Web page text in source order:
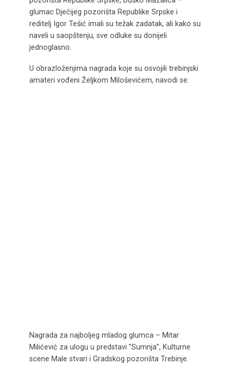
glumac Dječijeg pozorišta Republike Srpske i
reditelj Igor Tešić imali su težak zadatak, ali kako su
naveli u saopštenju, sve odluke su donijeli
jednoglasno.
U obrazloženjima nagrada koje su osvojili trebinjski
amateri vođeni Željkom Miloševićem, navodi se:
Nagrada za najboljeg mladog glumca – Mitar
Milićević za ulogu u predstavi ”Sumnja”, Kulturne
scene Male stvari i Gradskog pozorišta Trebinje.